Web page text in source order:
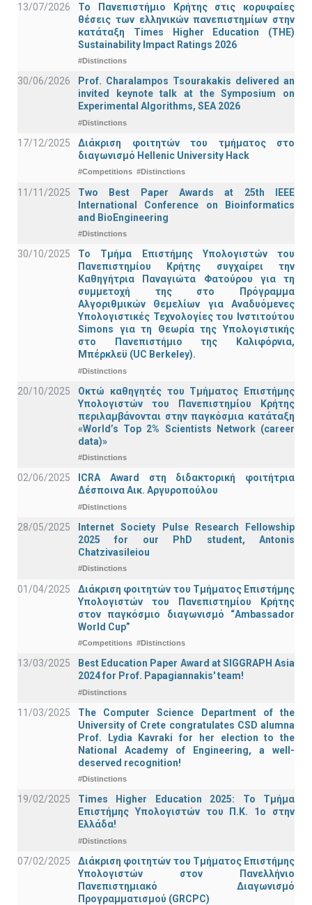
13/07/2026
Το Πανεπιστήμιο Κρήτης στις κορυφαίες
θέσεις των ελληνικών πανεπιστημίων στην
κατάταξη Times Higher Education (ΤΗΕ)
Sustainability Impact Ratings 2026
#Distinctions
30/06/2026
Prof. Charalampos Tsourakakis delivered an
invited keynote talk at the Symposium on
Experimental Algorithms, SEA 2026
#Distinctions
17/12/2025
Διάκριση φοιτητών του τμήματος στο
διαγωνισμό Hellenic University Hack
#Competitions #Distinctions
11/11/2025
Two Best Paper Awards at 25th IEEE
International Conference on Bioinformatics
and BioEngineering
#Distinctions
30/10/2025
Το Τμήμα Επιστήμης Υπολογιστών του
Πανεπιστημίου Κρήτης συγχαίρει την
Καθηγήτρια Παναγιώτα Φατούρου για τη
συμμετοχή της στο Πρόγραμμα
Αλγοριθμικών Θεμελίων για Αναδυόμενες
Υπολογιστικές Τεχνολογίες του Ινστιτούτου
Simons για τη Θεωρία της Υπολογιστικής
στο Πανεπιστήμιο της Καλιφόρνια,
Μπέρκλεϋ (UC Berkeley).
#Distinctions
20/10/2025
Οκτώ καθηγητές του Τμήματος Επιστήμης
Υπολογιστών του Πανεπιστημίου Κρήτης
περιλαμβάνονται στην παγκόσμια κατάταξη
«World’s Top 2% Scientists Network (career
data)»
#Distinctions
02/06/2025
ICRA Award στη διδακτορική φοιτήτρια
Δέσποινα Αικ. Αργυροπούλου
#Distinctions
28/05/2025
Internet Society Pulse Research Fellowship
2025 for our PhD student, Antonis
Chatzivasileiou
#Distinctions
01/04/2025
Διάκριση φοιτητών του Τμήματος Επιστήμης
Υπολογιστών του Πανεπιστημίου Κρήτης
στον παγκόσμιο διαγωνισμό “Ambassador
World Cup”
#Competitions #Distinctions
13/03/2025
Best Education Paper Award at SIGGRAPH Asia
2024 for Prof. Papagiannakis' team!
#Distinctions
11/03/2025
The Computer Science Department of the
University of Crete congratulates CSD alumna
Prof. Lydia Kavraki for her election to the
National Academy of Engineering, a well-
deserved recognition!
#Distinctions
19/02/2025
Times Higher Education 2025: Το Τμήμα
Επιστήμης Υπολογιστών του Π.Κ. 1ο στην
Ελλάδα!
#Distinctions
07/02/2025
Διάκριση φοιτητών του Τμήματος Επιστήμης
Υπολογιστών στον Πανελλήνιο
Πανεπιστημιακό Διαγωνισμό
Προγραμματισμού (GRCPC)